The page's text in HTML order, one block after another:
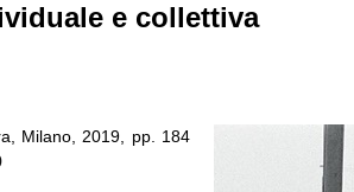
e collettiva
Milano, 2019, pp. 184